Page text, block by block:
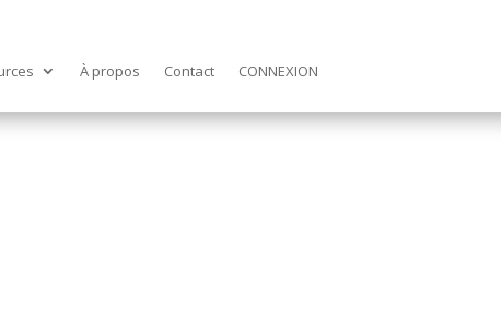
À propos Contact CONNEXION